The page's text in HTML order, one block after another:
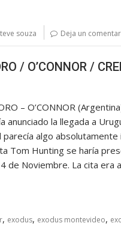
souza Deja un
/ O’CONNOR /
– O’CONNOR
la llegada a
algo
Tom Hunting se haría
Noviembre. La cita era
, exodus, exodus montevideo,